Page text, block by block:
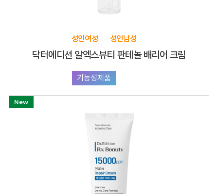
성인여성 성인남성
닥터에디션 알엑스뷰티 판테놀 배리어 크림
기능성제품
New